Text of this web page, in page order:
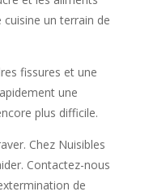
cuisine un terrain de
fissures et une
une
plus difficile.
Chez Nuisibles
Contactez-nous
de